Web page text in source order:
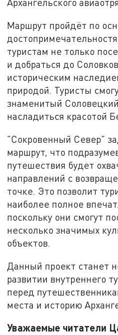
Архангельского
Маршрут пройдёт по
туристам не только
и добраться до
историческим
природой. Туристы
знаменитый
насладиться красотой
"Сокровенный Север"
маршрут, что
путешествия будет
направлений с
точке. Это позволит
наиболее полное
поскольку они смогут
несколько значимых
объектов.
Данный проект станет
развитии внутреннего
перед
места и историю
Уважаемые читатели